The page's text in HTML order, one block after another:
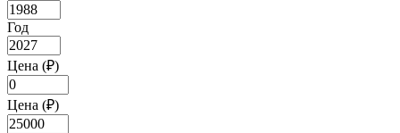
Год
Цена (₽)
Цена (₽)